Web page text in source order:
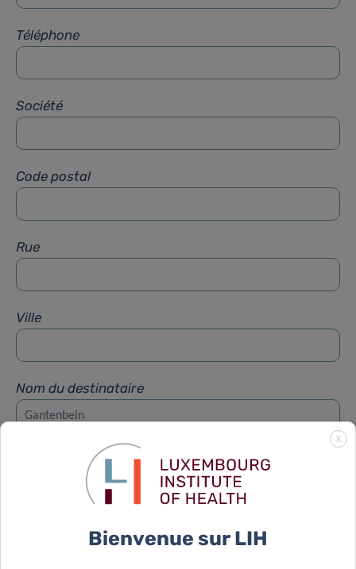
Téléphone
Société
Code postal
Rue
Ville
Nom du destinataire
Prénom du destinataire
X
Bienvenue sur LIH